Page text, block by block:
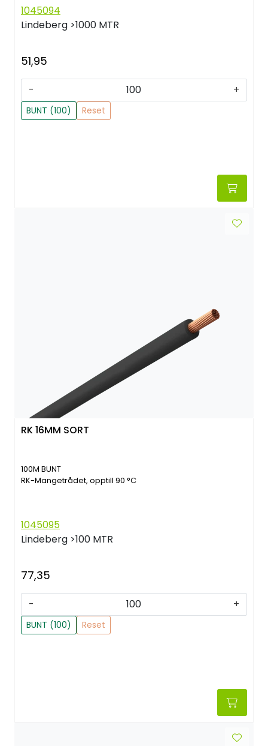
1045094
Lindeberg >1000 MTR
51,95
- +
BUNT (100) Reset
RK 16MM SORT
100M BUNT
RK-Mangetrådet, opptill 90 °C
1045095
Lindeberg >100 MTR
77,35
- +
BUNT (100) Reset